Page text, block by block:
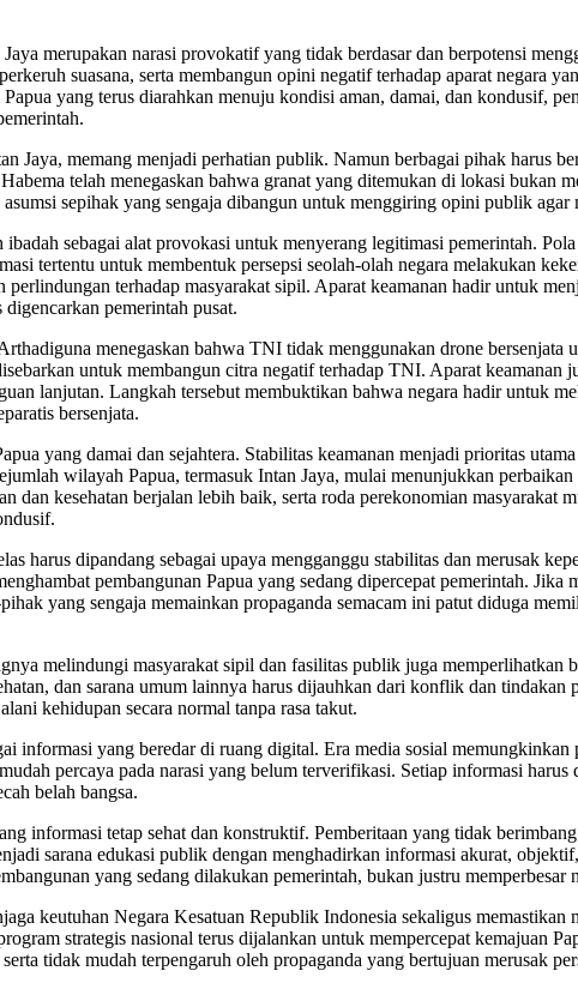
merupakan narasi provokatif yang tidak berdasar dan berpotensi
suasana, serta membangun opini negatif terhadap aparat negara
yang terus diarahkan menuju kondisi aman, damai, dan kondusif,
Jaya, memang menjadi perhatian publik. Namun berbagai pihak harus
telah menegaskan bahwa granat yang ditemukan di lokasi bukan
sepihak yang sengaja dibangun untuk menggiring opini publik agar
sebagai alat provokasi untuk menyerang legitimasi pemerintah.
tertentu untuk membentuk persepsi seolah-olah negara melakukan
terhadap masyarakat sipil. Aparat keamanan hadir untuk
pemerintah pusat.
menegaskan bahwa TNI tidak menggunakan drone bersenjata
untuk membangun citra negatif terhadap TNI. Aparat keamanan
lanjutan. Langkah tersebut membuktikan bahwa negara hadir untuk
bersenjata.
yang damai dan sejahtera. Stabilitas keamanan menjadi prioritas
wilayah Papua, termasuk Intan Jaya, mulai menunjukkan
dan kesehatan berjalan lebih baik, serta roda perekonomian masyarakat
harus dipandang sebagai upaya mengganggu stabilitas dan merusak
pembangunan Papua yang sedang dipercepat pemerintah.
yang sengaja memainkan propaganda semacam ini patut diduga
melindungi masyarakat sipil dan fasilitas publik juga memperlihatkan
dan sarana umum lainnya harus dijauhkan dari konflik dan tindakan
kehidupan secara normal tanpa rasa takut.
yang beredar di ruang digital. Era media sosial memungkinkan
percaya pada narasi yang belum terverifikasi. Setiap informasi
belah bangsa.
informasi tetap sehat dan konstruktif. Pemberitaan yang tidak
sarana edukasi publik dengan menghadirkan informasi akurat,
yang sedang dilakukan pemerintah, bukan justru
keutuhan Negara Kesatuan Republik Indonesia sekaligus memastikan
strategis nasional terus dijalankan untuk mempercepat kemajuan
tidak mudah terpengaruh oleh propaganda yang bertujuan merusak